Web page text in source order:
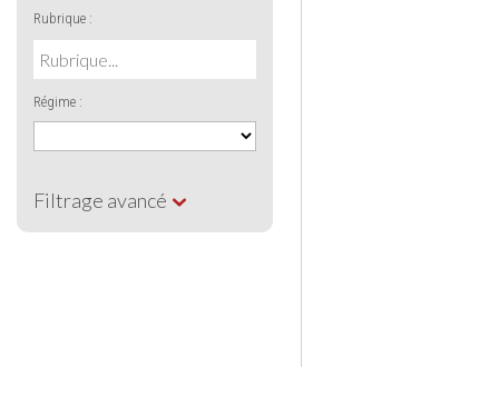
Rubrique :
Régime :
Filtrage avancé